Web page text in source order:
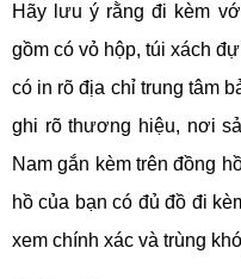
Hãy lưu ý rằng đi kèm
gồm có vỏ hộp, túi xách
có in rõ địa chỉ trung tâm
ghi rõ thương hiệu, nơi
Nam gắn kèm trên đồng
hồ của bạn có đủ đồ đi
xem chính xác và trùng